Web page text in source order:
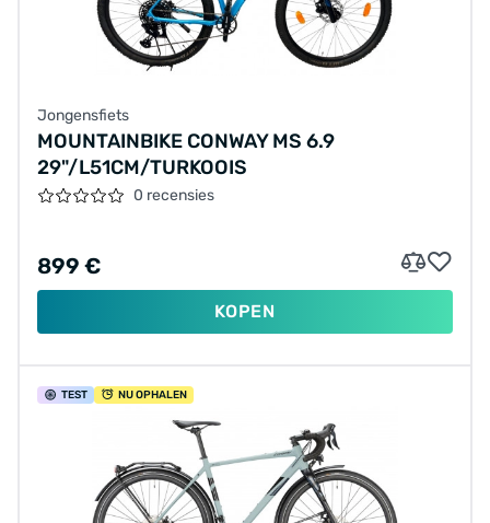
Jongensfiets
MOUNTAINBIKE CONWAY MS 6.9
29"/L51CM/TURKOOIS
0 recensies
899 €
KOPEN
TEST NU OPHALEN